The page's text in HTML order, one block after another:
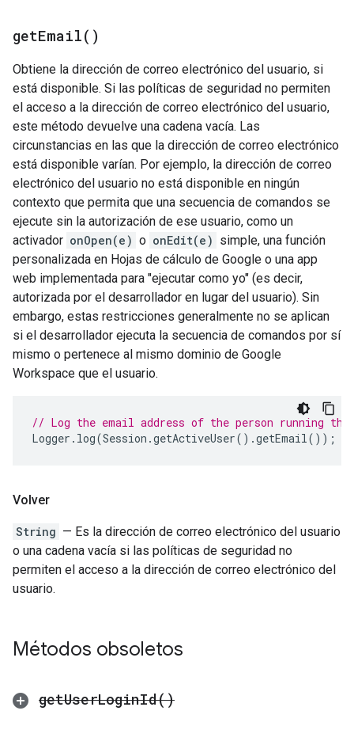
getEmail( )
Obtiene la dirección de correo electrónico del usuario, si
está disponible. Si las políticas de seguridad no permiten
el acceso a la dirección de correo electrónico del usuario,
este método devuelve una cadena vacía. Las
circunstancias en las que la dirección de correo electrónico
está disponible varían. Por ejemplo, la dirección de correo
electrónico del usuario no está disponible en ningún
contexto que permita que una secuencia de comandos se
ejecute sin la autorización de ese usuario, como un
activador onOpen(e) o onEdit(e) simple, una función
personalizada en Hojas de cálculo de Google o una app
web implementada para "ejecutar como yo" (es decir,
autorizada por el desarrollador en lugar del usuario). Sin
embargo, estas restricciones generalmente no se aplican
si el desarrollador ejecuta la secuencia de comandos por sí
mismo o pertenece al mismo dominio de Google
Workspace que el usuario.
// Log the email address of the person running
Logger . log(Session .getActiveUser().getEmail());
Volver
String — Es la dirección de correo electrónico del usuario
o una cadena vacía si las políticas de seguridad no
permiten el acceso a la dirección de correo electrónico del
usuario.
Métodos obsoletos
getUserLoginId()